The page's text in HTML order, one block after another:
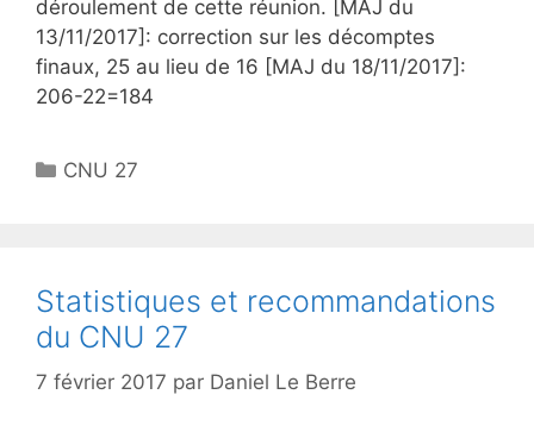
déroulement de cette réunion. [MAJ du
13/11/2017]: correction sur les décomptes
finaux, 25 au lieu de 16 [MAJ du 18/11/2017]:
206-22=184
Catégories
CNU 27
Statistiques et recommandations
du CNU 27
7 février 2017 par Daniel Le Berre